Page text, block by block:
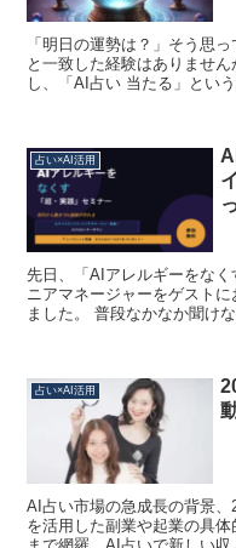
「明日の運勢は？」そう思
と一致した経験はありませ
し、「AI占い 当たる」とい
占い×AI活用
先日、「AIアレルギーをな
ニアマネージャーをゲスト
ました。 普段なかなか聞け
占い×AI活用
AI占い市場の急成長の背景
を活用した副業や起業の具